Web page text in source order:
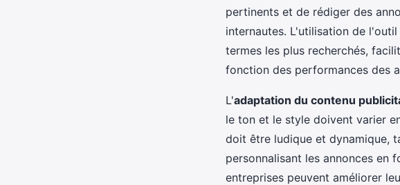
pertinents et de rédiger des
internautes. L'utilisation de
termes les plus recherchés,
fonction des performances des
L'adaptation du contenu
le ton et le style doivent varier
doit être ludique et dynamique,
personnalisant les annonces en
entreprises peuvent améliorer